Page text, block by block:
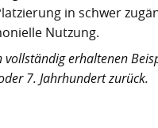
in schwer
Nutzung.
vollständig erhaltenen
7. Jahrhundert zurück.